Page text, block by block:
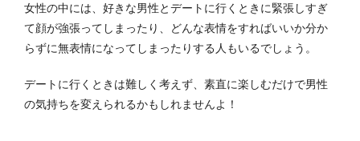
女性の中には、好きな男性とデートに行くときに緊張しすぎ
て顔が強張ってしまったり、どんな表情をすればいいか分か
らずに無表情になってしまったりする人もいるでしょう。
デートに行くときは難しく考えず、素直に楽しむだけで男性
の気持ちを変えられるかもしれませんよ！